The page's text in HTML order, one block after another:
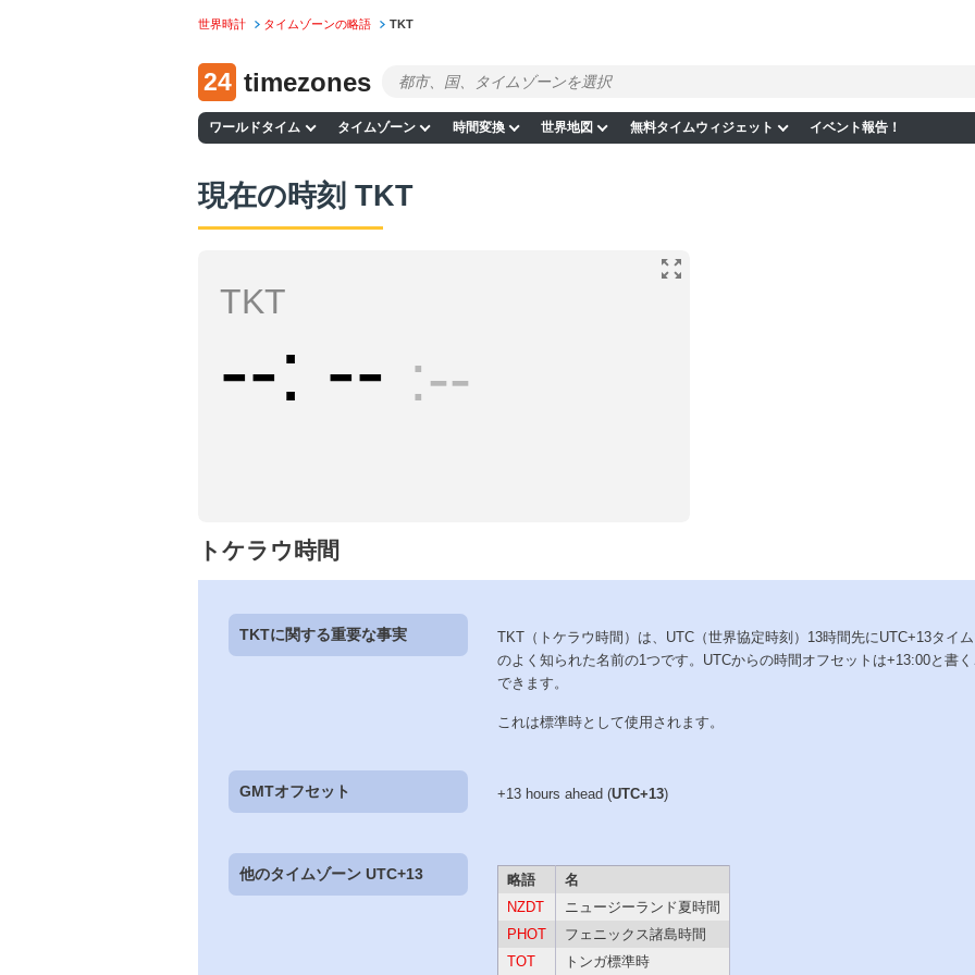
世界時計 タイムゾーンの略語 TKT
24 timezones
ワールドタイム タイムゾーン 時間変換 世界地図 無料タイムウィジェット イベント報告！
現在の時刻 TKT
TKT
-- -- --
トケラウ時間
TKTに関する重要な事実
TKT（トケラウ時間）は、UTC（世界協定時刻）13時間先にUTC+13タイ
のよく知られた名前の1つです。UTCからの時間オフセットは+13:00と書
できます。
これは標準時として使用されます。
GMTオフセット +13 hours ahead (UTC+13)
他のタイムゾーン UTC+13 略語
名
NZDT
ニュージーランド夏時間
PHOT
フェニックス諸島時間
TOT
トンガ標準時